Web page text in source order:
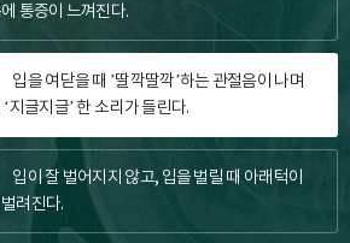
통증이 느껴진다.
입을 여닫을 때 ’딸깍딸깍’하는 관절음이 나며
지글지글’ 한 소리가 들린다.
입이 잘 벌어지지 않고, 입을 벌릴 때 아래턱이
려진다.